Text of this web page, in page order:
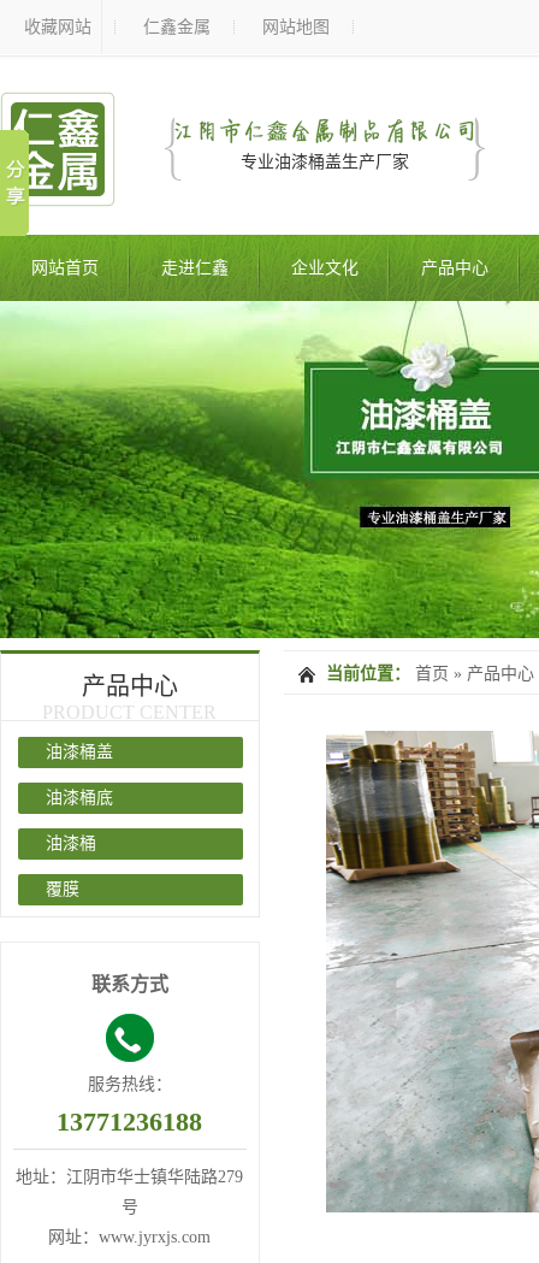
收藏网站 仁鑫金属 网站地图
专业油漆桶盖生产厂家
网站首页 走进仁鑫 企业文化 产品中心
产品中心
PRODUCT CENTER
油漆桶盖
油漆桶底
油漆桶
覆膜
联系方式
服务热线：
13771236188
地址：江阴市华士镇华陆路279
号
网址：www.jyrxjs.com
当前位置： 首页 » 产品中心